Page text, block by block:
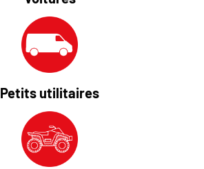
Petits utilitaires